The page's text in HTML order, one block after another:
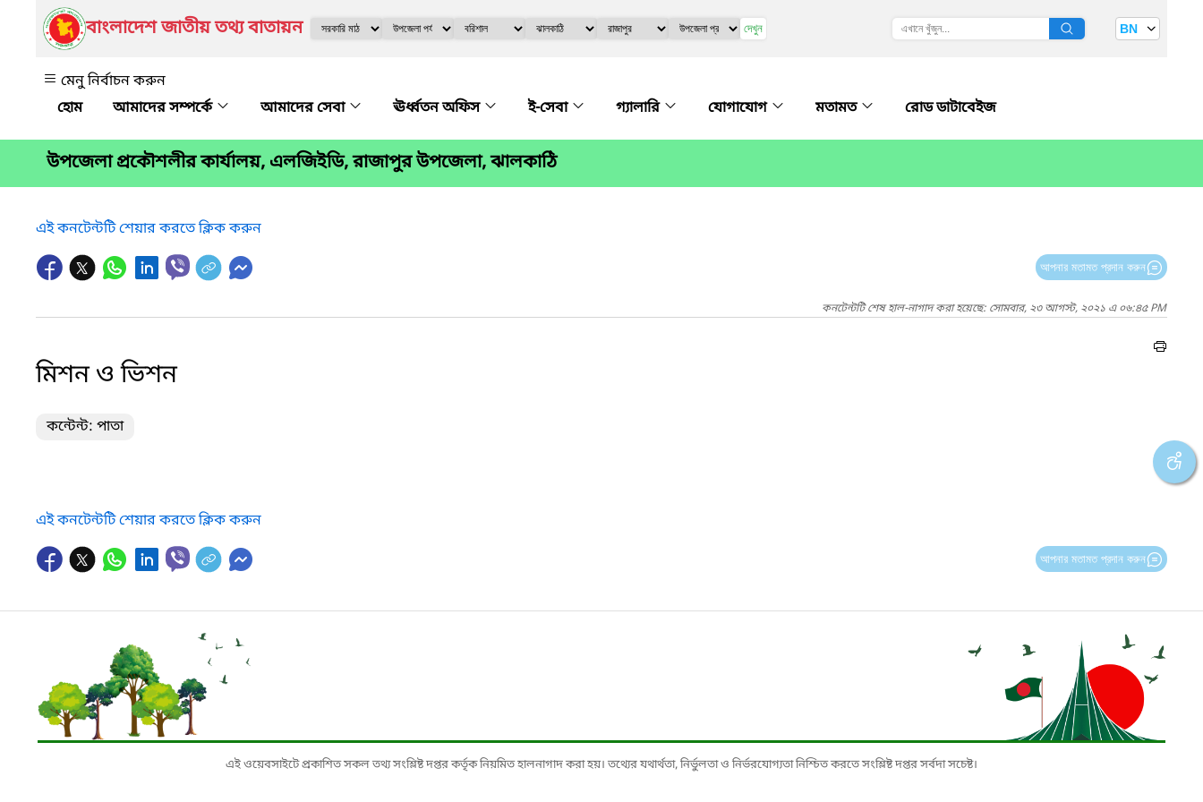
বাংলাদেশ জাতীয় তথ্য বাতায়ন দেখুন BN
মেনু নির্বাচন করুন
আমাদের সম্পর্কে
আমাদের সেবা ঊর্ধ্বতন অফিস ই-সেবা গ্যালারি যোগাযোগ মতামত রোড ডাটাবেইজ
উপজেলা প্রকৌশলীর কার্যালয়, এলজিইডি, রাজাপুর উপজেলা, ঝালকাঠি
এই কনটেন্টটি শেয়ার করতে ক্লিক করুন
আপনার মতামত প্রদান করুন
কনটেন্টটি শেষ হাল-নাগাদ করা হয়েছে: সোমবার, ২৩ আগস্ট, ২০২১ এ ০৬:৪৫ PM
মিশন ও ভিশন
কন্টেন্ট: পাতা
এই কনটেন্টটি শেয়ার করতে ক্লিক করুন
আপনার মতামত প্রদান করুন
এই ওয়েবসাইটে প্রকাশিত সকল তথ্য সংশ্লিষ্ট দপ্তর কর্তৃক নিয়মিত হালনাগাদ করা হয়। তথ্যের যথার্থতা, নির্ভুলতা ও নির্ভরযোগ্যতা নিশ্চিত করতে সংশ্লিষ্ট দপ্তর সর্বদা সচেষ্ট।